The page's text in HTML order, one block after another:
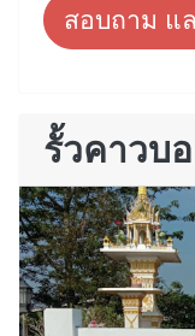
สอบถาม แ
รั้วคาวบ